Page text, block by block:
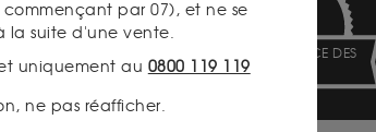
TRANSPARENCE DES
par 07), et ne se
la suite d'une vente.
uniquement au 0800 119 119
ne pas réafficher.